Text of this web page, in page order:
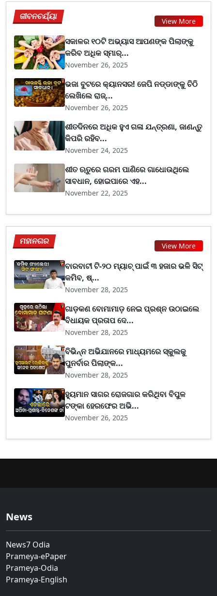
ଜୀବନଚର୍ଯ୍ୟା View More
ସକାଳର ୧୦ଟି ଅଭ୍ୟାସ ଆପଣଙ୍କ ପିଲାଙ୍କୁ
କରିବ ଅଧିକ ସ୍ମାର୍...
November 26, 2025
ଭଜା ବୁଟରେ କ୍ୟାନସର! ଜେପି ନଡ୍ଡାଙ୍କୁ ଚିଠି
ଲେଖିଲେ ରାଜ୍...
November 26, 2025
ଶୀତଦିନରେ ଅଧିକ ହୁଏ ଗଳା ଯନ୍ତ୍ରଣା, ଜାଣନ୍ତୁ
କିପରି ରହିବ...
November 24, 2025
ଶୀତ ଋତୁରେ ଗରମ ପାଣିରେ ଗାଧୋଉଥିଲେ
ସାବଧାନ, ହୋଇପାରେ ଏହ...
November 22, 2025
ମହାନଗର View More
ବାରବାଟୀ ଟି-୨୦ ମ୍ୟାଚ୍ ପାଇଁ ୩ ହଜାର ଭଳି ସିଟ୍
କମିବ, ଷ୍...
November 28, 2025
ଗାଡ଼କଣ ବୋମାମାଡ଼ ନେଇ ପ୍ରଶ୍ନ ଉଠାଇଲେ
ବିଧାୟକ ପ୍ରତାପ ଦେ...
November 28, 2025
ବିଭିନ୍ନ ଅଭିଯାନରେ ମାଧ୍ୟମରେ ସ୍କୁଲକୁ
ପୁନର୍ବାର ପିଲାଙ୍କ...
November 28, 2025
ହ୍ୟୁମାନ ସାଗର ରୋଜଗାର କରିଥିବା ବିପୁଳ
ଟଙ୍କା ହେରଫେର ଅଭି...
November 26, 2025
News
News7 Odia
Prameya-ePaper
Prameya-Odia
Prameya-English